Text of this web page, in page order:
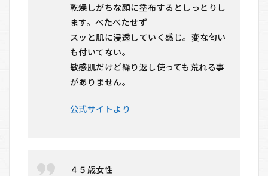
乾燥しがちな顔に塗布するとしっとりし
ます。べたべたせず
スッと肌に浸透していく感じ。変な匂い
も付いてない。
敏感肌だけど繰り返し使っても荒れる事
がありません。
公式サイトより
４５歳女性